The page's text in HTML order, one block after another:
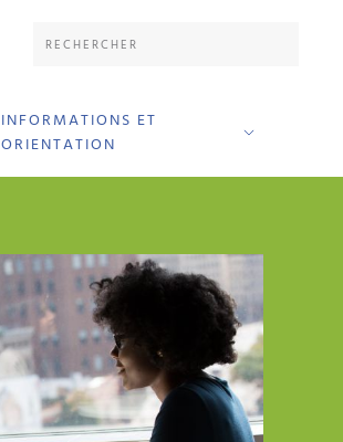
INFORMATIONS ET
ORIENTATION